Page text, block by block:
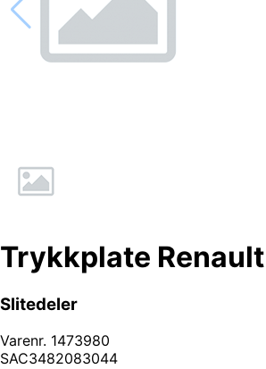
Trykkplate
Slitedeler
Varenr. 1473980
SAC3482083044